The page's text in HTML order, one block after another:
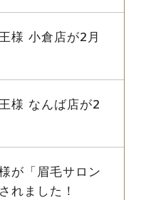
様 小倉店が2月
様 なんば店が2
が「眉毛サロン
れました！